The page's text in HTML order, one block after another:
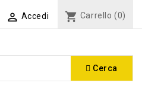
 Accedi shopping_cart Carrello (0)
Cerca